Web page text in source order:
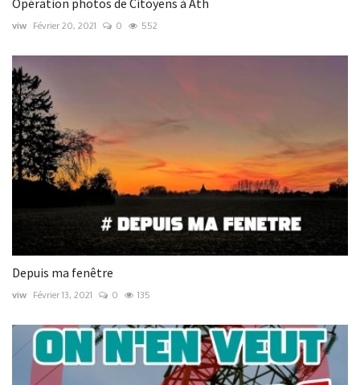
Opération photos de Citoyens à Ath
viw Février 20, 2021 0 552
Depuis ma fenêtre
viw Février 13, 2021 0 135